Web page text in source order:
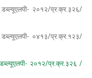
२०१२/प्र.क्र.३२६/
०४१३/प्र.क्र.१२३/
२०१२/प्र.क्र.३२६ /